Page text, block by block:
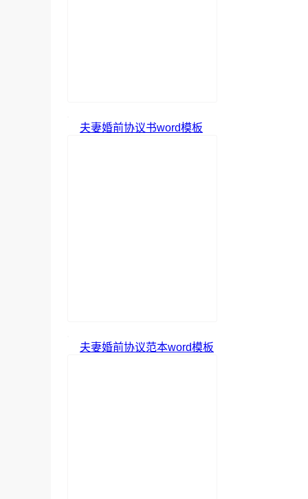
夫妻婚前协议书word模板
夫妻婚前协议范本word模板